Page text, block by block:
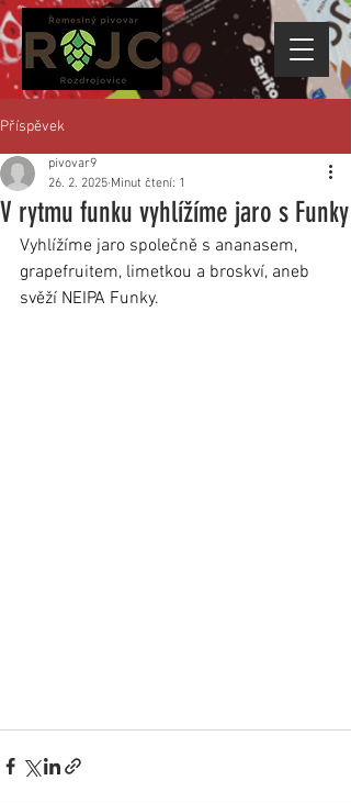
Příspěvek
V rytmu funku vyhlížíme jaro s Funky
pivovar9
26. 2. 2025 Minut čtení: 1
Vyhlížíme jaro společně s ananasem,
grapefruitem, limetkou a broskví, aneb
svěží NEIPA Funky.